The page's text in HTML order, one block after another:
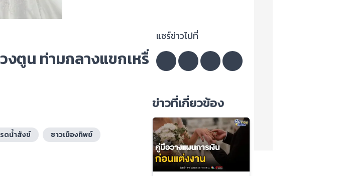
ตูน ท่ามกลางแขกเหรื่
รดน้ำสังข์ ชาวเมืองทิพย์
แชร์ข่าวไปที่
ข่าวที่เกี่ยวข้อง